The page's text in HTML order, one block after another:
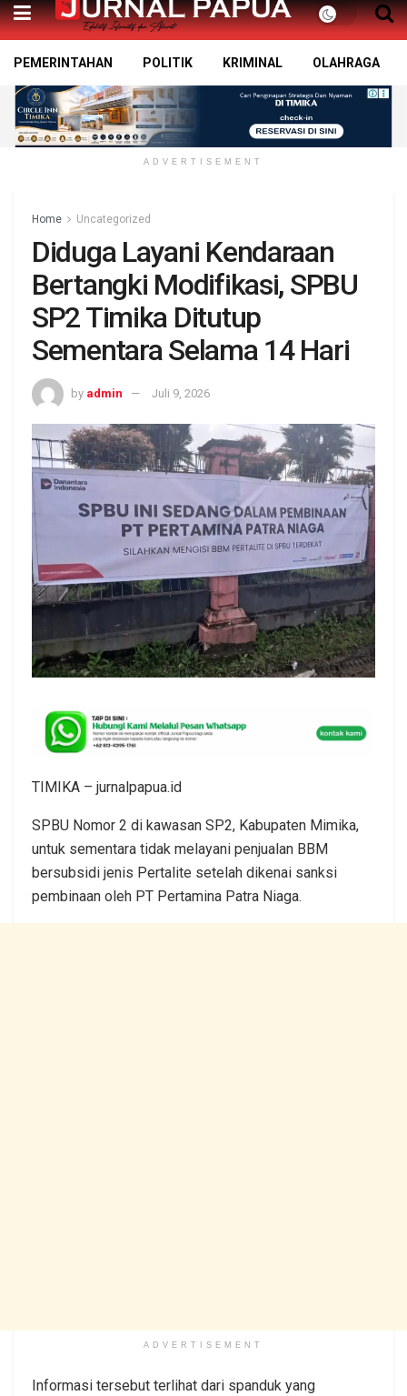
PEMERINTAHAN POLITIK KRIMINAL OLAHRAGA
ADVERTISEMENT
Home Uncategorized
Diduga Layani Kendaraan
Bertangki Modifikasi, SPBU
SP2 Timika Ditutup
Sementara Selama 14 Hari
by admin Juli 9, 2026
TIMIKA – jurnalpapua.id
SPBU Nomor 2 di kawasan SP2, Kabupaten Mimika,
untuk sementara tidak melayani penjualan BBM
bersubsidi jenis Pertalite setelah dikenai sanksi
pembinaan oleh PT Pertamina Patra Niaga.
ADVERTISEMENT
Informasi tersebut terlihat dari spanduk yang